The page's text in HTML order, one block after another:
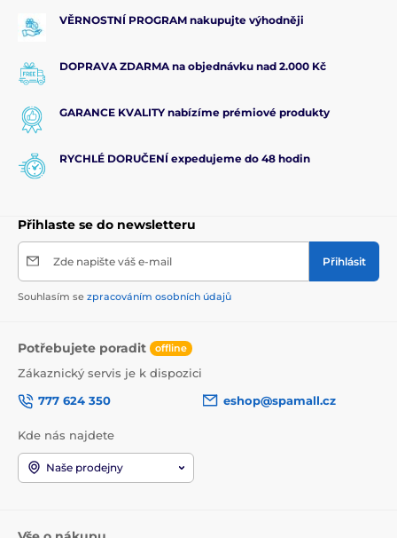
VĚRNOSTNÍ PROGRAM nakupujte výhodněji
DOPRAVA ZDARMA na objednávku nad 2.000 Kč
GARANCE KVALITY nabízíme prémiové produkty
RYCHLÉ DORUČENÍ expedujeme do 48 hodin
Přihlaste se do newsletteru
Zde napište váš e-mail Přihlásit
Souhlasím se zpracováním osobních údajů
Potřebujete poradit offline
Zákaznický servis je k dispozici
777 624 350
eshop@spamall.cz
Kde nás najdete
Naše prodejny